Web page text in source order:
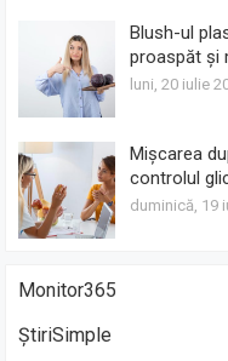
Blush-ul
proaspăt și
luni, 20 iulie
Mișcarea
controlul
duminică, 19
Monitor365
ȘtiriSimple